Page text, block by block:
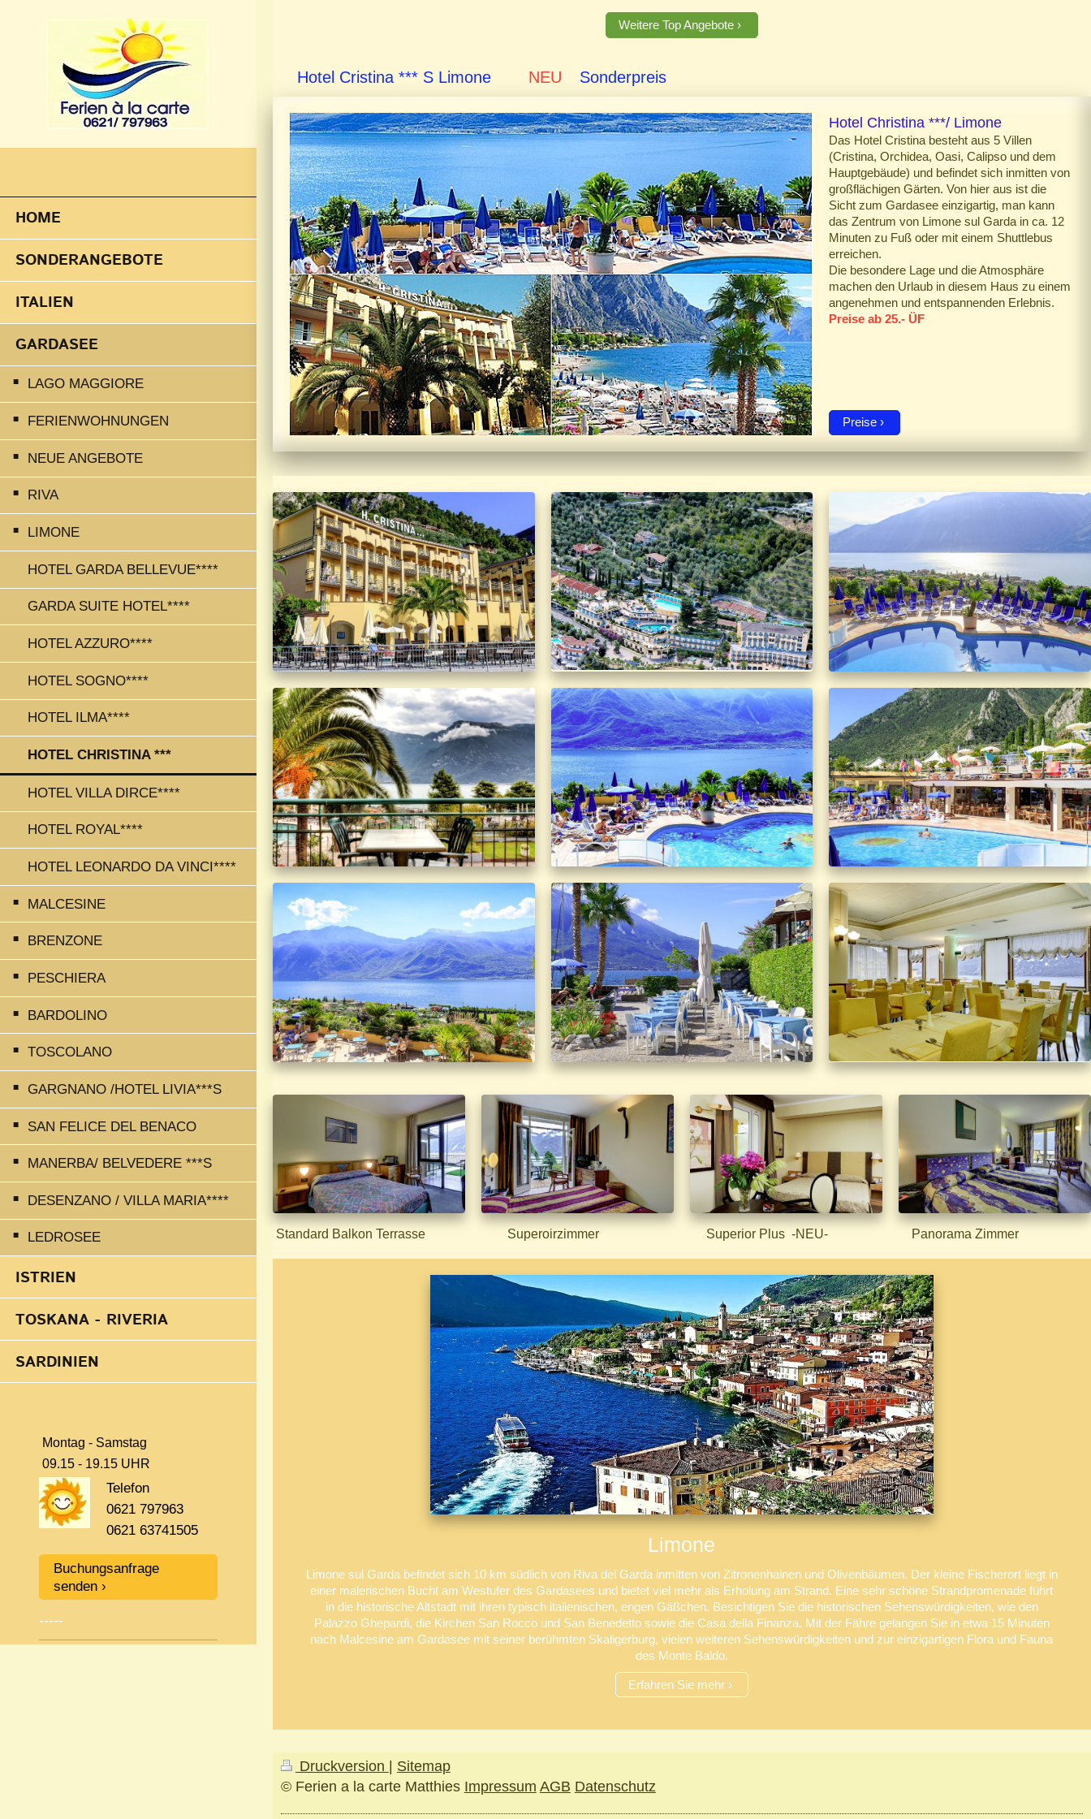
HOME
SONDERANGEBOTE
ITALIEN
GARDASEE
LAGO MAGGIORE
FERIENWOHNUNGEN
NEUE ANGEBOTE
RIVA
LIMONE
HOTEL GARDA BELLEVUE****
GARDA SUITE HOTEL****
HOTEL AZZURO****
HOTEL SOGNO****
HOTEL ILMA****
HOTEL CHRISTINA ***
HOTEL VILLA DIRCE****
HOTEL ROYAL****
HOTEL LEONARDO DA VINCI****
MALCESINE
BRENZONE
PESCHIERA
BARDOLINO
TOSCOLANO
GARGNANO /HOTEL LIVIA***S
SAN FELICE DEL BENACO
MANERBA/ BELVEDERE ***S
DESENZANO / VILLA MARIA****
LEDROSEE
ISTRIEN
TOSKANA - RIVERIA
SARDINIEN
Montag - Samstag
09.15 - 19.15 UHR
Telefon
0621 797963
0621 63741505
Buchungsanfrage
senden
-----
Weitere Top Angebote
Hotel Cristina *** S Limone NEU Sonderpreis
Hotel Christina ***/ Limone
Das Hotel Cristina besteht aus 5 Villen
(Cristina, Orchidea, Oasi, Calipso und dem
Hauptgebäude) und befindet sich inmitten von
großflächigen Gärten. Von hier aus ist die
Sicht zum Gardasee einzigartig, man kann
das Zentrum von Limone sul Garda in ca. 12
Minuten zu Fuß oder mit einem Shuttlebus
erreichen.
Die besondere Lage und die Atmosphäre
machen den Urlaub in diesem Haus zu einem
angenehmen und entspannenden Erlebnis.
Preise ab 25.- ÜF
Preise
Standard Balkon Terrasse Superoirzimmer Superior Plus -NEU- Panorama Zimmer
Limone
Limone sul Garda befindet sich 10 km südlich von Riva del Garda inmitten von Zitronenhainen und Olivenbäumen. Der kleine Fischerort liegt in
einer malerischen Bucht am Westufer des Gardasees und bietet viel mehr als Erholung am Strand. Eine sehr schöne Strandpromenade führt
in die historische Altstadt mit ihren typisch italienischen, engen Gäßchen. Besichtigen Sie die historischen Sehenswürdigkeiten, wie den
Palazzo Ghepardi, die Kirchen San Rocco und San Benedetto sowie die Casa della Finanza. Mit der Fähre gelangen Sie in etwa 15 Minuten
nach Malcesine am Gardasee mit seiner berühmten Skaligerburg, vielen weiteren Sehenswürdigkeiten und zur einzigartigen Flora und Fauna
des Monte Baldo.
Erfahren Sie mehr
Druckversion
Sitemap
© Ferien a la carte Matthies Impressum AGB Datenschutz